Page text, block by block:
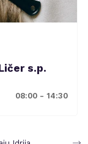
s.p.
08:00 - 14:30